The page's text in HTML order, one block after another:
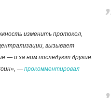
изменить протокол,
вызывает
— и за ним последуют другие.
— прокомментировал